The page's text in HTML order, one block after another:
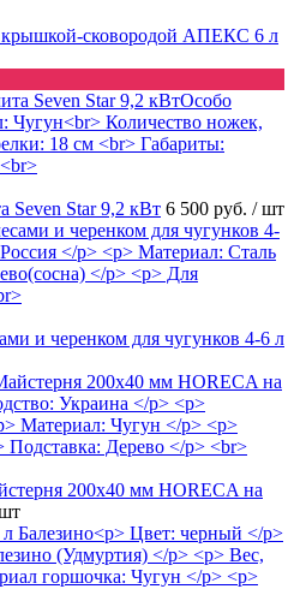
сковородой АПЕКС 6 л
Seven Star 9,2 кВт 6 500 руб. / шт
и черенком для чугунков 4-6 л
200х40 мм HORECA на